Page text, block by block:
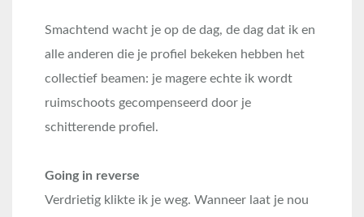
Smachtend wacht je op de dag, de dag dat ik en
alle anderen die je profiel bekeken hebben het
collectief beamen: je magere echte ik wordt
ruimschoots gecompenseerd door je
schitterende profiel.
Going in reverse
Verdrietig klikte ik je weg. Wanneer laat je nou